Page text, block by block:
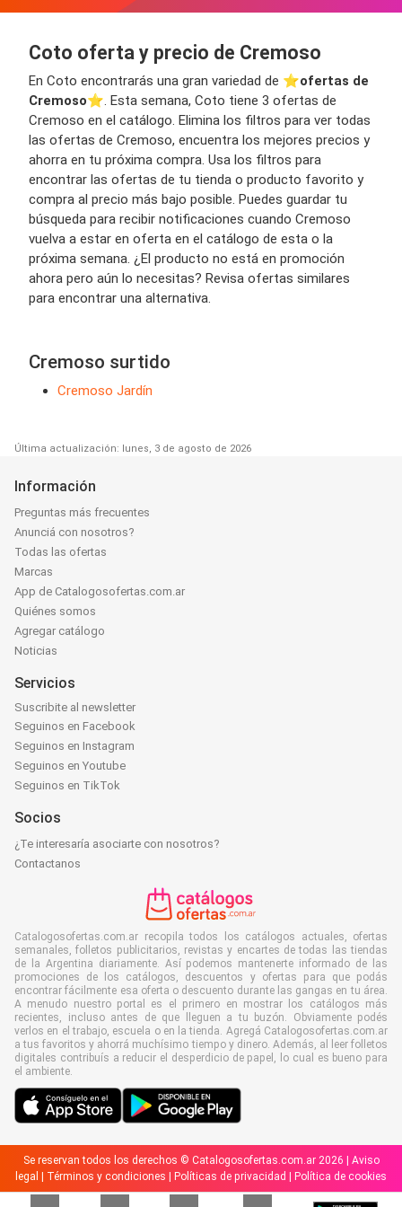
Coto oferta y precio de Cremoso
En Coto encontrarás una gran variedad de ⭐️ofertas de
Cremoso⭐️. Esta semana, Coto tiene 3 ofertas de
Cremoso en el catálogo. Elimina los filtros para ver todas
las ofertas de Cremoso, encuentra los mejores precios y
ahorra en tu próxima compra. Usa los filtros para
encontrar las ofertas de tu tienda o producto favorito y
compra al precio más bajo posible. Puedes guardar tu
búsqueda para recibir notificaciones cuando Cremoso
vuelva a estar en oferta en el catálogo de esta o la
próxima semana. ¿El producto no está en promoción
ahora pero aún lo necesitas? Revisa ofertas similares
para encontrar una alternativa.
Cremoso surtido
Cremoso Jardín
Última actualización: lunes, 3 de agosto de 2026
Información
Preguntas más frecuentes
Anunciá con nosotros?
Todas las ofertas
Marcas
App de Catalogosofertas.com.ar
Quiénes somos
Agregar catálogo
Noticias
Servicios
Suscribite al newsletter
Seguinos en Facebook
Seguinos en Instagram
Seguinos en Youtube
Seguinos en TikTok
Socios
¿Te interesaría asociarte con nosotros?
Contactanos
Catalogosofertas.com.ar recopila todos los catálogos actuales, ofertas
semanales, folletos publicitarios, revistas y encartes de todas las tiendas
de la Argentina diariamente. Así podemos mantenerte informado de las
promociones de los catálogos, descuentos y ofertas para que podás
encontrar fácilmente esa oferta o descuento durante las gangas en tu área.
A menudo nuestro portal es el primero en mostrar los catálogos más
recientes, incluso antes de que lleguen a tu buzón. Obviamente podés
verlos en el trabajo, escuela o en la tienda. Agregá Catalogosofertas.com.ar
a tus favoritos y ahorrá muchísimo tiempo y dinero. Además, al leer folletos
digitales contribuís a reducir el desperdicio de papel, lo cual es bueno para
el ambiente.
Se reservan todos los derechos © Catalogosofertas.com.ar 2026 | Aviso
legal | Términos y condiciones | Políticas de privacidad | Política de cookies